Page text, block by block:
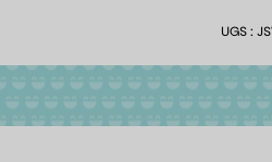
UGS :